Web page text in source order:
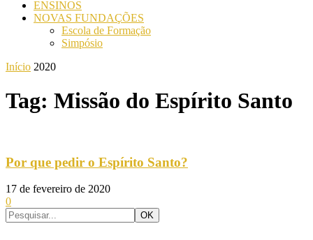
ENSINOS
NOVAS FUNDAÇÕES
Escola de Formação
Simpósio
Início 2020
Tag: Missão do Espírito Santo
Por que pedir o Espírito Santo?
17 de fevereiro de 2020
0